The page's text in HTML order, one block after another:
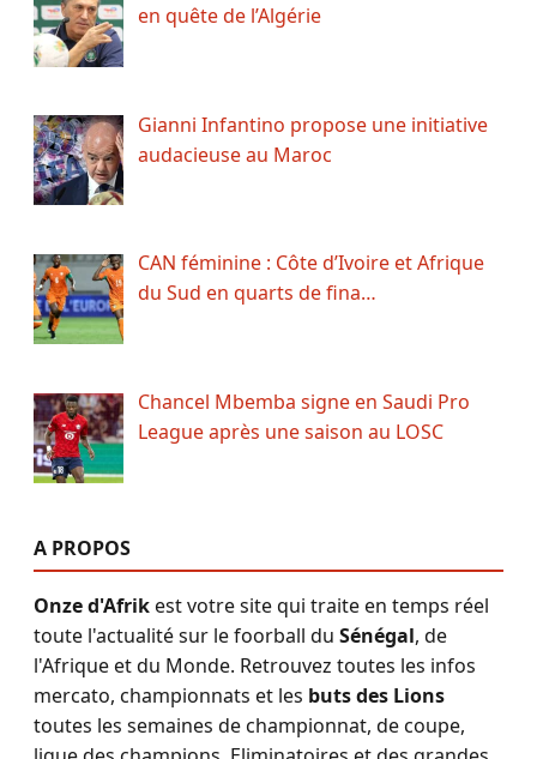
en quête de l’Algérie
Gianni Infantino propose une initiative
audacieuse au Maroc
CAN féminine : Côte d’Ivoire et Afrique
du Sud en quarts de fina…
Chancel Mbemba signe en Saudi Pro
League après une saison au LOSC
A PROPOS
Onze d'Afrikest votre site qui traite en temps réel
toute l'actualité sur le foorball du Sénégal, de
l'Afrique et du Monde. Retrouvez toutes les infos
mercato, championnats et les buts des Lions
toutes les semaines de championnat, de coupe,